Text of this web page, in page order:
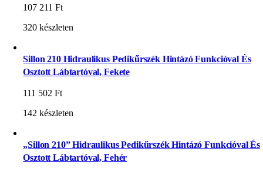
107 211Ft
320 készleten
Sillon 210 Hidraulikus Pedikűrszék Hintázó Funkcióval És
Osztott Lábtartóval, Fekete
111 502Ft
142 készleten
„Sillon 210” Hidraulikus Pedikűrszék Hintázó Funkcióval És
Osztott Lábtartóval, Fehér